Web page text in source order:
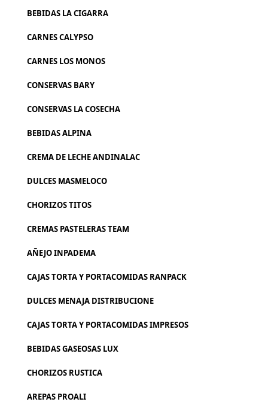
BEBIDAS LA CIGARRA
CARNES CALYPSO
CARNES LOS MONOS
CONSERVAS BARY
CONSERVAS LA COSECHA
BEBIDAS ALPINA
CREMA DE LECHE ANDINALAC
DULCES MASMELOCO
CHORIZOS TITOS
CREMAS PASTELERAS TEAM
AÑEJO INPADEMA
CAJAS TORTA Y PORTACOMIDAS RANPACK
DULCES MENAJA DISTRIBUCIONE
CAJAS TORTA Y PORTACOMIDAS IMPRESOS
BEBIDAS GASEOSAS LUX
CHORIZOS RUSTICA
AREPAS PROALI